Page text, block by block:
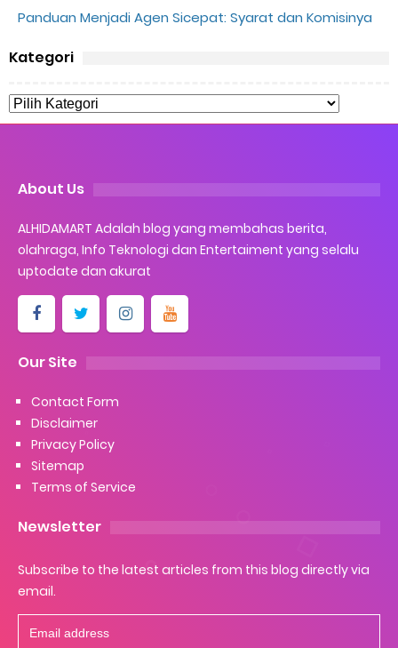
Panduan Menjadi Agen Sicepat: Syarat dan Komisinya
Kategori
About Us
ALHIDAMART Adalah blog yang membahas berita,
olahraga, Info Teknologi dan Entertaiment yang selalu
uptodate dan akurat
Our Site
Contact Form
Disclaimer
Privacy Policy
Sitemap
Terms of Service
Newsletter
Subscribe to the latest articles from this blog directly via
email.